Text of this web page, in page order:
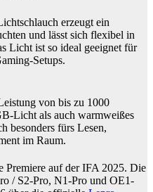
erzeugt ein
und lässt sich flexibel in
Licht ist so ideal geeignet für
Setups.
von bis zu 1000
Licht als auch warmweißes
besonders fürs Lesen,
im Raum.
auf der IFA 2025. Die
/ S2-Pro, N1-Pro und OE1-